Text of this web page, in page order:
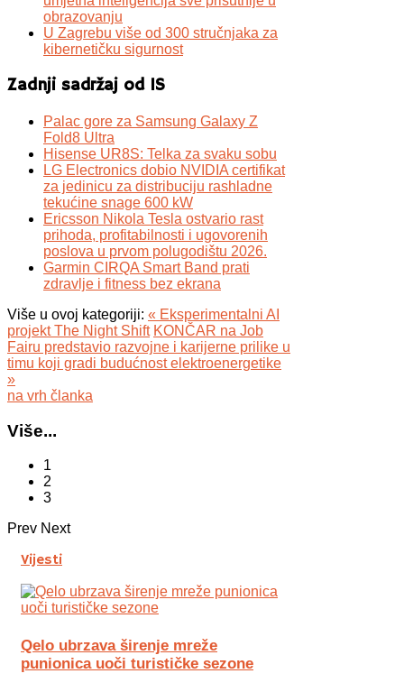
obrazovanju
U Zagrebu više od 300 stručnjaka za
kibernetičku sigurnost
Zadnji sadržaj od IS
Palac gore za Samsung Galaxy Z
Fold8 Ultra
Hisense UR8S: Telka za svaku sobu
LG Electronics dobio NVIDIA certifikat
za jedinicu za distribuciju rashladne
tekućine snage 600 kW
Ericsson Nikola Tesla ostvario rast
prihoda, profitabilnosti i ugovorenih
poslova u prvom polugodištu 2026.
Garmin CIRQA Smart Band prati
zdravlje i fitness bez ekrana
Više u ovoj kategoriji: « Eksperimentalni AI
projekt The Night Shift KONČAR na Job
Fairu predstavio razvojne i karijerne prilike u
timu koji gradi budućnost elektroenergetike
»
na vrh članka
Više...
1
2
3
Prev Next
Vijesti
Qelo ubrzava širenje mreže
punionica uoči turističke sezone